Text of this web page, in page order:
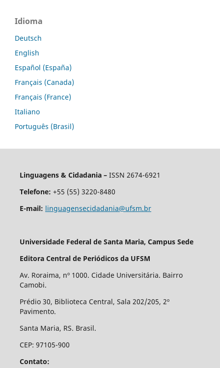
Idioma
Deutsch
English
Español (España)
Français (Canada)
Français (France)
Italiano
Português (Brasil)
Linguagens & Cidadania – ISSN 2674-6921
Telefone: +55 (55) 3220-8480
E-mail: linguagensecidadania@ufsm.br
Universidade Federal de Santa Maria, Campus Sede
Editora Central de Periódicos da UFSM
Av. Roraima, nº 1000. Cidade Universitária. Bairro
Camobi.
Prédio 30, Biblioteca Central, Sala 202/205, 2º
Pavimento.
Santa Maria, RS. Brasil.
CEP: 97105-900
Contato: